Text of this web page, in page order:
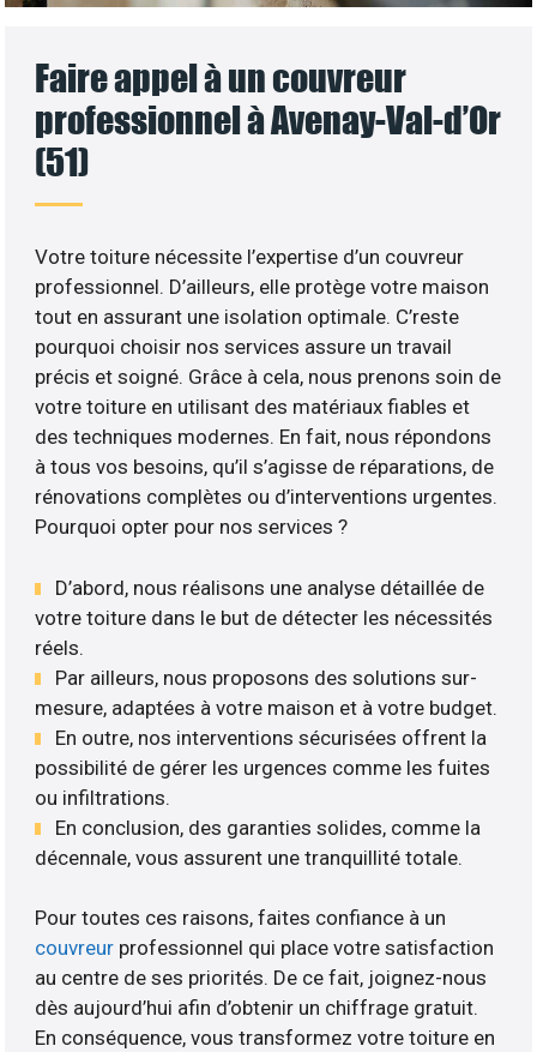
Faire appel à un couvreur
professionnel à Avenay-Val-d’Or
(51)
Votre toiture nécessite l’expertise d’un couvreur
professionnel. D’ailleurs, elle protège votre maison
tout en assurant une isolation optimale. C’reste
pourquoi choisir nos services assure un travail
précis et soigné. Grâce à cela, nous prenons soin de
votre toiture en utilisant des matériaux fiables et
des techniques modernes. En fait, nous répondons
à tous vos besoins, qu’il s’agisse de réparations, de
rénovations complètes ou d’interventions urgentes.
Pourquoi opter pour nos services ?
D’abord, nous réalisons une analyse détaillée de
votre toiture dans le but de détecter les nécessités
réels.
Par ailleurs, nous proposons des solutions sur-
mesure, adaptées à votre maison et à votre budget.
En outre, nos interventions sécurisées offrent la
possibilité de gérer les urgences comme les fuites
ou infiltrations.
En conclusion, des garanties solides, comme la
décennale, vous assurent une tranquillité totale.
Pour toutes ces raisons, faites confiance à un
couvreur professionnel qui place votre satisfaction
au centre de ses priorités. De ce fait, joignez-nous
dès aujourd’hui afin d’obtenir un chiffrage gratuit.
En conséquence, vous transformez votre toiture en